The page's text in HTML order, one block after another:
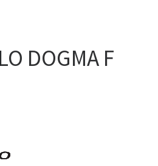
DOGMA F
era: 16.910,00€.
actual es: 8.985,00€.